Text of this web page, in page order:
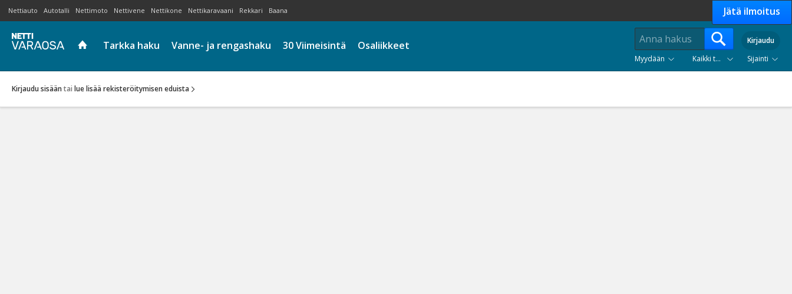
Nettiauto Autotalli Nettimoto Nettivene Nettikone Nettikaravaani Rekkari Baana Jätä ilmoitus
Tarkka haku Vanne- ja rengashaku 30 Viimeisintä Osaliikkeet
Kirjaudu
Myydään
Kaikki tuoteryhmät Sijainti
Kirjaudu sisään tai lue lisää rekisteröitymisen eduista